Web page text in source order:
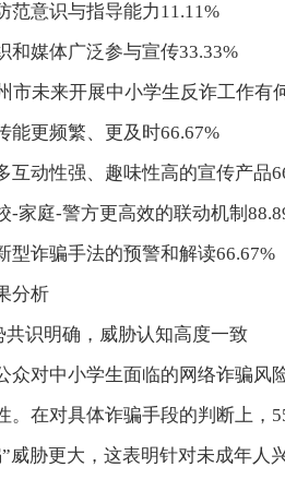
范意识与指导能力11.11%
和媒体广泛参与宣传33.33%
市未来开展中小学生反诈工作有
能更频繁、更及时66.67%
互动性强、趣味性高的宣传产品
-家庭-警方更高效的联动机制
型诈骗手法的预警和解读66.67%
分析
共识明确，威胁认知高度一致
众对中小学生面临的网络诈骗风
。在对具体诈骗手段的判断上，
威胁更大，这表明针对未成年